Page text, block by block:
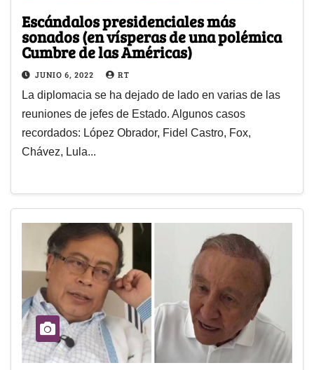
Escándalos presidenciales más
sonados (en vísperas de una polémica
Cumbre de las Américas)
JUNIO 6, 2022 RT
La diplomacia se ha dejado de lado en varias de las
reuniones de jefes de Estado. Algunos casos
recordados: López Obrador, Fidel Castro, Fox,
Chávez, Lula...